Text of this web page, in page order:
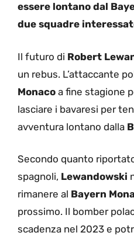
essere lontano dal
due squadre
Il futuro di Robert
un rebus. L’attaccante
Monaco a fine stagione
lasciare i bavaresi per
avventura lontano dalla
Secondo quanto
spagnoli, Lewandowski
rimanere al Bayern
prossimo. Il bomber
scadenza nel 2023 e